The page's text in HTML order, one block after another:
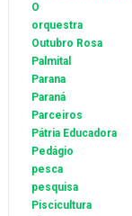
O
orquestra
Outubro Rosa
Palmital
Parana
Paraná
Parceiros
Pátria Educadora
Pedágio
pesca
pesquisa
Piscicultura